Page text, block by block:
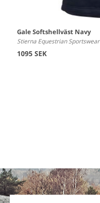
Gale Softshellväst Navy
Stierna Equestrian Sportswear
1095 SEK